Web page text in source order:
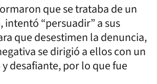
que se trataba de un
“persuadir” a sus
que desestimen la denuncia,
se dirigió a ellos con un
desafiante, por lo que fue